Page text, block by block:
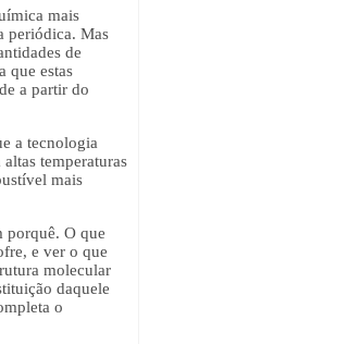
mais
periódica. Mas
de
que estas
a partir do
a tecnologia
temperaturas
mais
porquê. O que
e ver o que
molecular
daquele
o